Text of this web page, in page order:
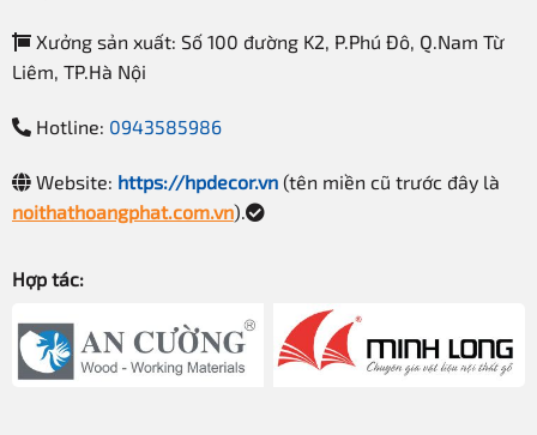
Xưởng sản xuất: Số 100 đường K2, P.Phú Đô, Q.Nam Từ
Liêm, TP.Hà Nội
Hotline: 0943585986
Website: https://hpdecor.vn(tên miền cũ trước đây là
noithathoangphat.com.vn).
Hợp tác: